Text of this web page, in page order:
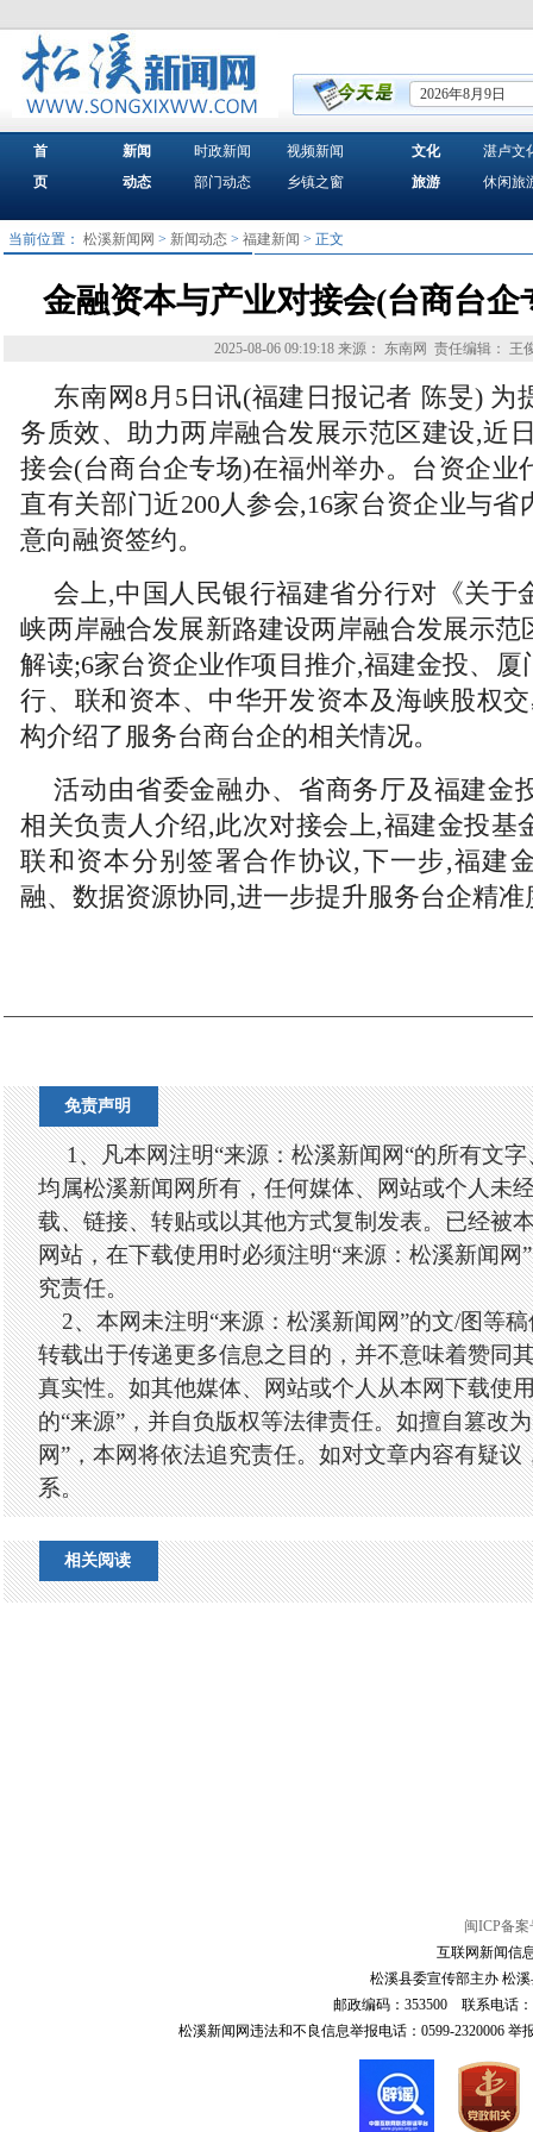
2026年8月9日
首
页
新闻
动态
时政新闻
部门动态
视频新闻
乡镇之窗
文化
旅游
湛卢文
休闲旅
当前位置：松溪新闻网 > 新闻动态 >福建新闻 > 正文
金融资本与产业对接会(台商台企
2025-08-06 09:19:18 来源： 东南网 责任编辑： 王
东南网8月5日讯(福建日报记者 陈旻) 为
务质效、助力两岸融合发展示范区建设,近
接会(台商台企专场)在福州举办。台资企业
直有关部门近200人参会,16家台资企业与省
意向融资签约。
会上,中国人民银行福建省分行对《关于
峡两岸融合发展新路建设两岸融合发展示范
解读;6家台资企业作项目推介,福建金投、厦
行、联和资本、中华开发资本及海峡股权
构介绍了服务台商台企的相关情况。
活动由省委金融办、省商务厅及福建金
相关负责人介绍,此次对接会上,福建金投基
联和资本分别签署合作协议,下一步,福建
融、数据资源协同,进一步提升服务台企精准
免责声明
1、凡本网注明“来源：松溪新闻网“的所有文
均属松溪新闻网所有，任何媒体、网站或个人未
载、链接、转贴或以其他方式复制发表。已经被
网站，在下载使用时必须注明“来源：松溪新闻网
究责任。
2、本网未注明“来源：松溪新闻网”的文/图等稿
转载出于传递更多信息之目的，并不意味着赞同
真实性。如其他媒体、网站或个人从本网下载使
的“来源”，并自负版权等法律责任。如擅自篡改
网”，本网将依法追究责任。如对文章内容有疑议
系。
相关阅读
闽ICP备案
互联网新闻信
松溪县委宣传部主办 松
邮政编码：353500 联系电话：
松溪新闻网违法和不良信息举报电话：0599-2320006 举